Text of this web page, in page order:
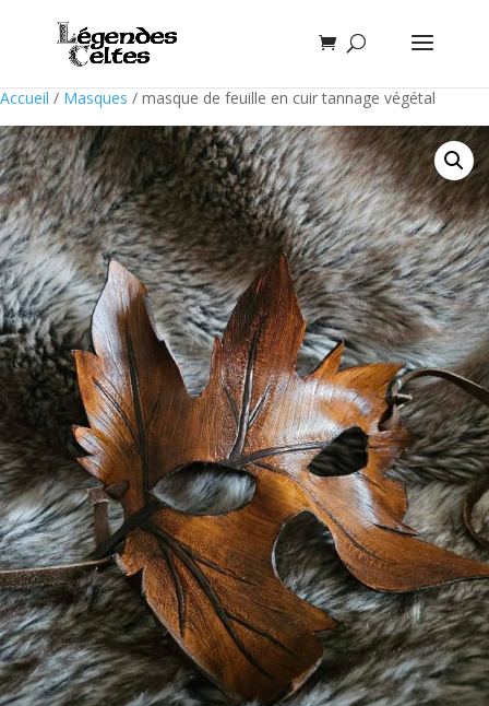
Accueil / Masques / masque de feuille en cuir tannage végétal